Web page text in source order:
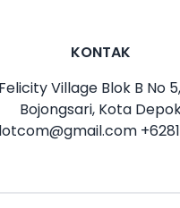
KONTAK
Village Blok B No
Bojongsari, Kota